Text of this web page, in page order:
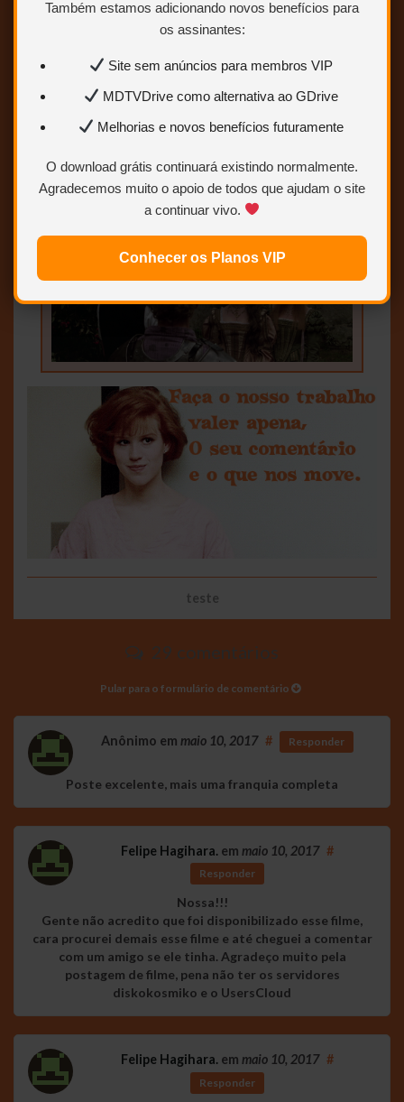
Também estamos adicionando novos benefícios para
os assinantes:
Site sem anúncios para membros VIP
MDTVDrive como alternativa ao GDrive
Melhorias e novos benefícios futuramente
O download grátis continuará existindo normalmente.
Agradecemos muito o apoio de todos que ajudam o site
a continuar vivo.
Conhecer os Planos VIP
teste
29 comentários
Pular para o formulário de comentário
Anônimo em maio 10, 2017 # Responder
Poste excelente, mais uma franquia completa
Felipe Hagihara.em maio 10, 2017 #
Responder
Nossa!!!
Gente não acredito que foi disponibilizado esse filme,
cara procurei demais esse filme e até cheguei a comentar
com um amigo se ele tinha. Agradeço muito pela
postagem de filme, pena não ter os servidores
diskokosmiko e o UsersCloud
Felipe Hagihara.em maio 10, 2017 #
Responder